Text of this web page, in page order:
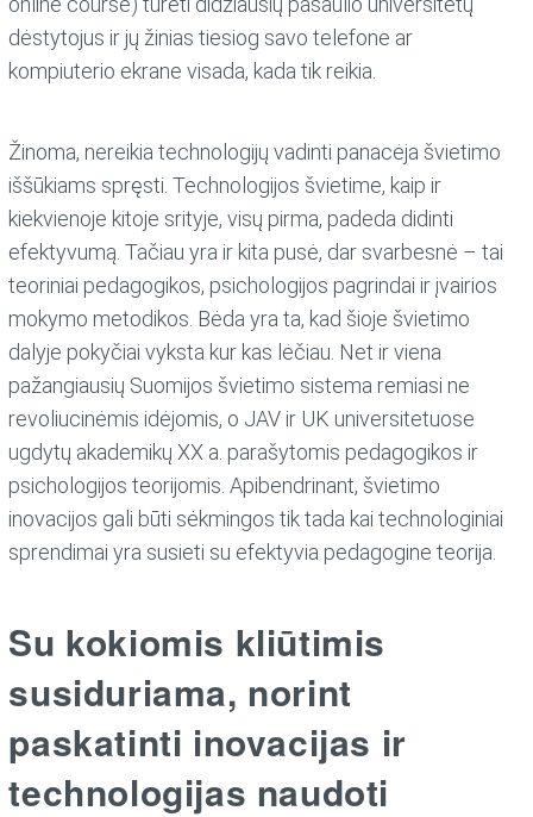
dėstytojus ir jų žinias tiesiog savo telefone ar
kompiuterio ekrane visada, kada tik reikia.
Žinoma, nereikia technologijų vadinti panacėja švietimo
iššūkiams spręsti. Technologijos švietime, kaip ir
kiekvienoje kitoje srityje, visų pirma, padeda didinti
efektyvumą. Tačiau yra ir kita pusė, dar svarbesnė – tai
teoriniai pedagogikos, psichologijos pagrindai ir įvairios
mokymo metodikos. Bėda yra ta, kad šioje švietimo
dalyje pokyčiai vyksta kur kas lėčiau. Net ir viena
pažangiausių Suomijos švietimo sistema remiasi ne
revoliucinėmis idėjomis, o JAV ir UK universitetuose
ugdytų akademikų XX a. parašytomis pedagogikos ir
psichologijos teorijomis. Apibendrinant, švietimo
inovacijos gali būti sėkmingos tik tada kai technologiniai
sprendimai yra susieti su efektyvia pedagogine teorija.
Su kokiomis kliūtimis
susiduriama, norint
paskatinti inovacijas ir
technologijas naudoti